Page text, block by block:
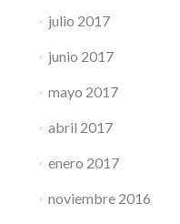
julio 2017
junio 2017
mayo 2017
abril 2017
enero 2017
noviembre 2016